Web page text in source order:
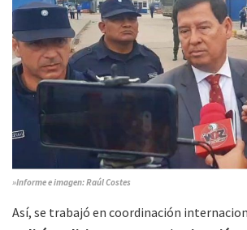
»Informe e imagen: Raúl Costes
Así, se trabajó en coordinación